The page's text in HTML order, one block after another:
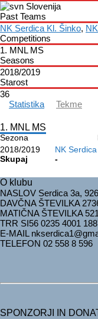
Slovenija
Past Teams
NK Serdica Kl. Šinko,
Competitions
1. MNL MS
Seasons
2018/2019
Starost
36
Statistika
Tekme
1. MNL MS
Sezona
2018/2019
NK
Skupaj
-
O klubu
NASLOV Serdica 3a,
DAVČNA ŠTEVILKA
MATIČNA ŠTEVILKA
TRR SI56 0235 4001
E-MAIL
TELEFON 02 558 8 596
SPONZORJI IN